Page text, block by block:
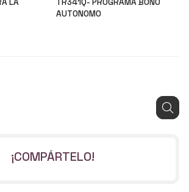
AUTONOMO
¡COMPÁRTELO!